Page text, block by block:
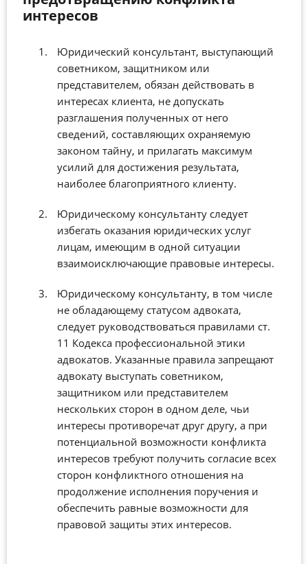
интересов
Юридический консультант, выступающий
советником, защитником или
представителем, обязан действовать в
интересах клиента, не допускать
разглашения полученных от него
сведений, составляющих охраняемую
законом тайну, и прилагать максимум
усилий для достижения результата,
наиболее благоприятного клиенту.
Юридическому консультанту следует
избегать оказания юридических услуг
лицам, имеющим в одной ситуации
взаимоисключающие правовые интересы.
Юридическому консультанту, в том числе
не обладающему статусом адвоката,
следует руководствоваться правилами ст.
11 Кодекса профессиональной этики
адвокатов. Указанные правила запрещают
адвокату выступать советником,
защитником или представителем
нескольких сторон в одном деле, чьи
интересы противоречат друг другу, а при
потенциальной возможности конфликта
интересов требуют получить согласие всех
сторон конфликтного отношения на
продолжение исполнения поручения и
обеспечить равные возможности для
правовой защиты этих интересов.